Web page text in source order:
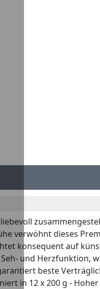
verwöhnt dieses
konsequent auf
und Herzfunktion,
beste
in 12 x 200 g -